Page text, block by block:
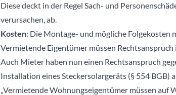
Diese deckt in der Regel Sach- und
verursachen, ab.
Kosten: Die Montage- und mögliche Folgekosten
Vermietende Eigentümer müssen
Auch Mieter haben nun einen Rechtsanspruch
Installation eines Steckersolargeräts (§ 554 BGB)
„Vermietende Wohnungseigentümer müssen auf